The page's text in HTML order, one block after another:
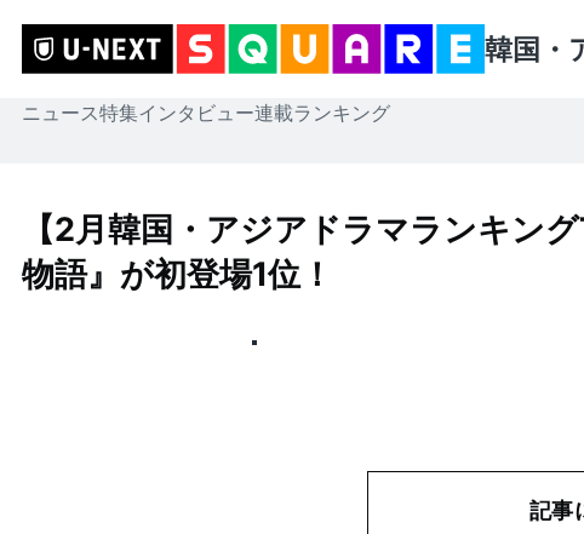
韓国・
ニュース特集インタビュー連載ランキング
【2月韓国・アジアドラマランキン
物語』が初登場1位！
記事